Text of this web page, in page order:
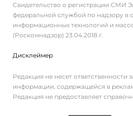
Свидетельство о регистрации СМИ
федеральной службой по надзору в
информационных технологий и
(Роскомнадзор) 23.04.2018 г.
Дисклеймер
Редакция не несет ответственности
информации, содержащейся в
Редакция не предоставляет